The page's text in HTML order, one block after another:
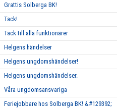
Grattis Solberga BK!
Tack!
Tack till alla funktionärer
Helgens händelser
Helgens ungdomshändelser!
Helgens ungdomshändelser.
Våra ungdomsansvariga
Feriejobbare hos Solberga BK! &#129392;